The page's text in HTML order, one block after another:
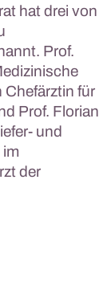
hat drei von
Prof.
Chefärztin für
Prof. Florian
und
der